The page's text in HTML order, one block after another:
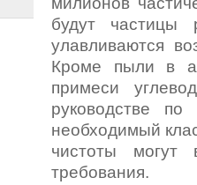
будут частицы
улавливаются
Кроме пыли в
примеси
руководстве по
необходимый
чистоты могут
требования.